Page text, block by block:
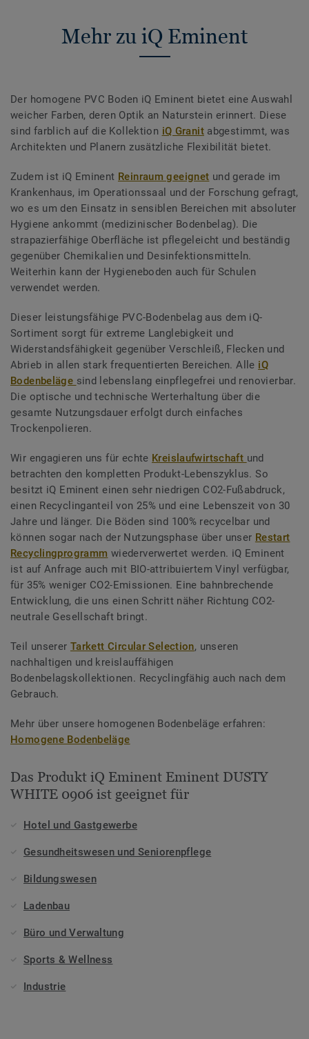
Mehr zu iQ Eminent
Der homogene PVC Boden iQ Eminent bietet eine Auswahl
weicher Farben, deren Optik an Naturstein erinnert. Diese
sind farblich auf die Kollektion iQ Granitabgestimmt, was
Architekten und Planern zusätzliche Flexibilität bietet.
Zudem ist iQ Eminent Reinraum geeignet und gerade im
Krankenhaus, im Operationssaal und der Forschung gefragt,
wo es um den Einsatz in sensiblen Bereichen mit absoluter
Hygiene ankommt (medizinischer Bodenbelag). Die
strapazierfähige Oberfläche ist pflegeleicht und beständig
gegenüber Chemikalien und Desinfektionsmitteln.
Weiterhin kann der Hygieneboden auch für Schulen
verwendet werden.
Dieser leistungsfähige PVC-Bodenbelag aus dem iQ-
Sortiment sorgt für extreme Langlebigkeit und
Widerstandsfähigkeit gegenüber Verschleiß, Flecken und
Abrieb in allen stark frequentierten Bereichen. Alle iQ
Bodenbeläge sind lebenslang einpflegefrei und renovierbar.
Die optische und technische Werterhaltung über die
gesamte Nutzungsdauer erfolgt durch einfaches
Trockenpolieren.
Wir engagieren uns für echte Kreislaufwirtschaft und
betrachten den kompletten Produkt-Lebenszyklus. So
besitzt iQ Eminent einen sehr niedrigen CO2-Fußabdruck,
einen Recyclinganteil von 25% und eine Lebenszeit von 30
Jahre und länger. Die Böden sind 100% recycelbar und
können sogar nach der Nutzungsphase über unser Restart
Recyclingprogramm wiederverwertet werden. iQ Eminent
ist auf Anfrage auch mit BIO-attribuiertem Vinyl verfügbar,
für 35% weniger CO2-Emissionen. Eine bahnbrechende
Entwicklung, die uns einen Schritt näher Richtung CO2-
neutrale Gesellschaft bringt.
Teil unserer Tarkett Circular Selection, unseren
nachhaltigen und kreislauffähigen
Bodenbelagskollektionen. Recyclingfähig auch nach dem
Gebrauch.
Mehr über unsere homogenen Bodenbeläge erfahren:
Homogene Bodenbeläge
Das Produkt iQ Eminent Eminent DUSTY
WHITE 0906 ist geeignet für
Hotel und Gastgewerbe
Gesundheitswesen und Seniorenpflege
Bildungswesen
Ladenbau
Büro und Verwaltung
Sports & Wellness
Industrie